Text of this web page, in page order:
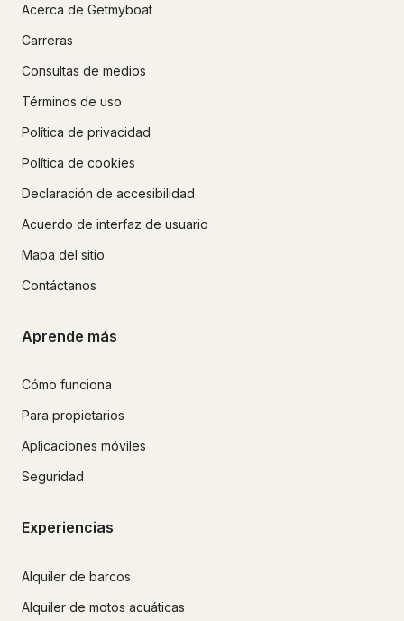
Acerca de Getmyboat
Carreras
Consultas de medios
Términos de uso
Política de privacidad
Política de cookies
Declaración de accesibilidad
Acuerdo de interfaz de usuario
Mapa del sitio
Contáctanos
Aprende más
Cómo funciona
Para propietarios
Aplicaciones móviles
Seguridad
Experiencias
Alquiler de barcos
Alquiler de motos acuáticas